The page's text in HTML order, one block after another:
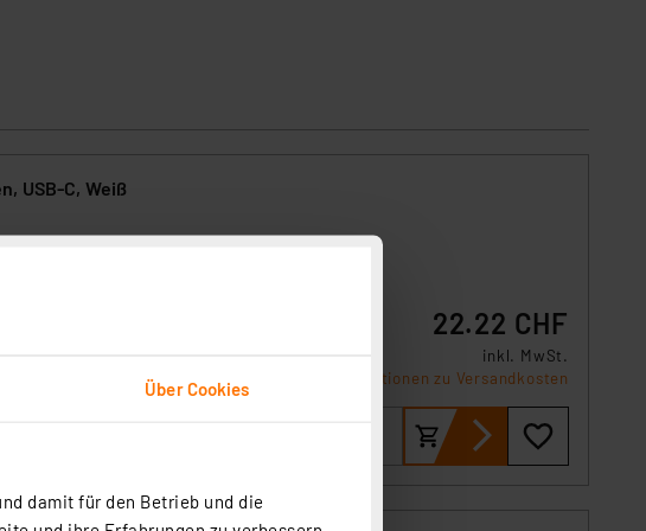
Über Cookies
damit für den Betrieb und die
USB-C, Weiß
22.22 CHF
inkl. MwSt.
Informationen zu Versandkosten